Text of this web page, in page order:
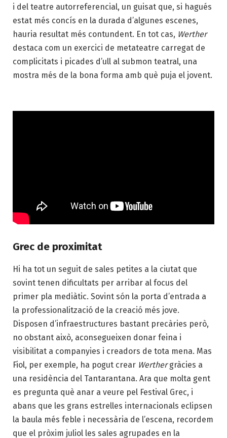
i del teatre autorreferencial, un guisat que, si hagués
estat més concís en la durada d’algunes escenes,
hauria resultat més contundent. En tot cas, Werther
destaca com un exercici de metateatre carregat de
complicitats i picades d’ull al submon teatral, una
mostra més de la bona forma amb què puja el jovent.
Grec de proximitat
Hi ha tot un seguit de sales petites a la ciutat que
sovint tenen dificultats per arribar al focus del
primer pla mediàtic. Sovint són la porta d’entrada a
la professionalització de la creació més jove.
Disposen d’infraestructures bastant precàries però,
no obstant això, aconsegueixen donar feina i
visibilitat a companyies i creadors de tota mena. Mas
Fiol, per exemple, ha pogut crear Werthergràcies a
una residència del Tantarantana. Ara que molta gent
es pregunta què anar a veure pel Festival Grec, i
abans que les grans estrelles internacionals eclipsen
la baula més feble i necessària de l’escena, recordem
que el pròxim juliol les sales agrupades en la